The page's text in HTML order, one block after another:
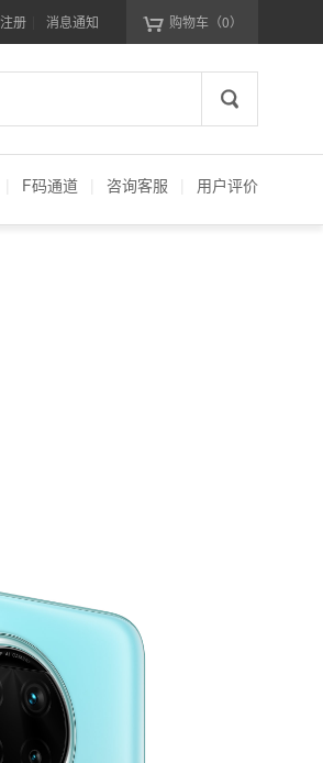
购物车（0）
注册 消息通知
F码通道 咨询客服 用户评价